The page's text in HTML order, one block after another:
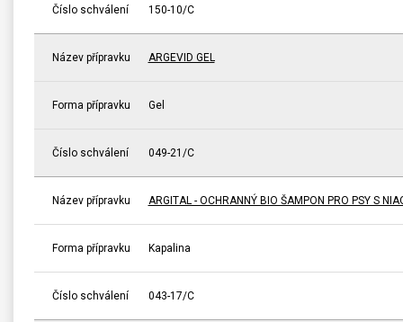
Číslo schválení 150-10/C
Název přípravku ARGEVID GEL
Forma přípravku Gel
Číslo schválení 049-21/C
Název přípravku ARGITAL - OCHRANNÝ BIO ŠAMPON PRO PSY S
Forma přípravku Kapalina
Číslo schválení 043-17/C